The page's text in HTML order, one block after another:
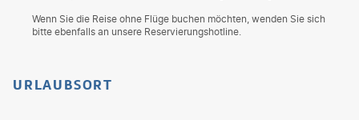
Wenn Sie die Reise ohne Flüge buchen möchten, wenden Sie sich
bitte ebenfalls an unsere Reservierungshotline.
URLAUBSORT